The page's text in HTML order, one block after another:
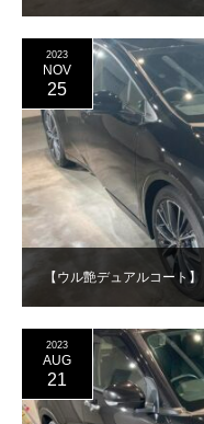
【ウル艶デュアルコート
2023
NOV
25
2023
AUG
21